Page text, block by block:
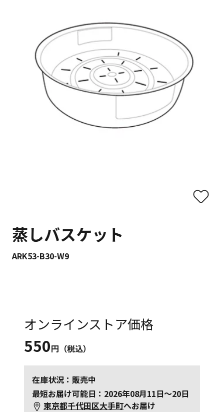
蒸しバスケット
ARK53-B30-W9
オンラインストア価格
550円（税込）
在庫状況：販売中
最短お届け可能日：2026年08月11日～20日
東京都千代田区大手町へお届け